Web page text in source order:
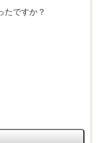
たですか？